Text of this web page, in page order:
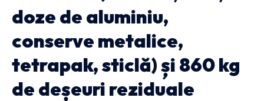
doze de aluminiu,
conserve metalice,
tetrapak, sticlă) și 860 kg
de deșeuri reziduale